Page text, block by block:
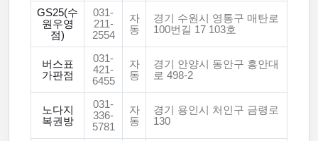
GS25(수
원우영
점)
031-
211-
2554
자
동
경기 수원시 영통구 매탄로
100번길 17 103호
버스표
가판점
031-
421-
6455
자
동
경기 안양시 동안구 흥안대
로 498-2
노다지
복권방
031-
336-
5781
자
동
경기 용인시 처인구 금령로
130